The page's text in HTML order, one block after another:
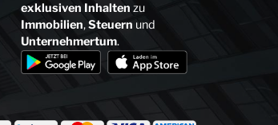
exklusiven Inhalten zu
Immobilien,Steuern und
Unternehmertum.